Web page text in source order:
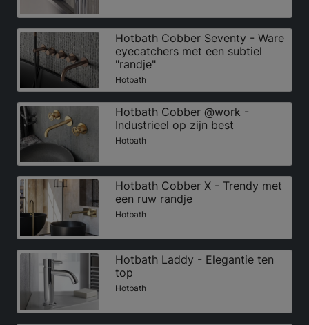
Hotbath Cobber Seventy - Ware
eyecatchers met een subtiel
"randje"
Hotbath
Hotbath Cobber @work -
Industrieel op zijn best
Hotbath
Hotbath Cobber X - Trendy met
een ruw randje
Hotbath
Hotbath Laddy - Elegantie ten
top
Hotbath